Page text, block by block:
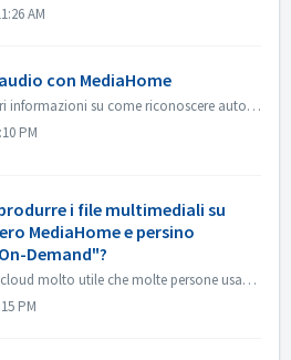
AM
con MediaHome
Nota: Troverete ulteriori informazioni su come riconoscere automaticamente le canzoni al seguente link: Riconoscere automaticamente le canzoni e i CD ...
PM
i file multimediali su
MediaHome e persino
Demand"?
OneDrive è un servizio cloud molto utile che molte persone usano come versione gratuita o all'interno del loro abbonamento a Office 365. OneDrive si int...
PM